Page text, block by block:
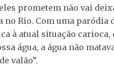
prometem não vai
no Rio. Com uma paródia
à atual situação carioca,
água, a água não
valão”.